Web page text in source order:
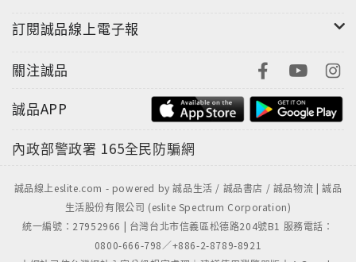
訂閱誠品線上電子報
關注誠品
誠品APP
內政部警政署 165全民防騙網
誠品線上eslite.com - powered by 誠品生活 / 誠品書店 / 誠品物流 | 誠品
生活股份有限公司 (eslite Spectrum Corporation)
統一編號：27952966 | 台灣台北市信義區松德路204號B1 服務電話：
0800-666-798／+886-2-8789-8921